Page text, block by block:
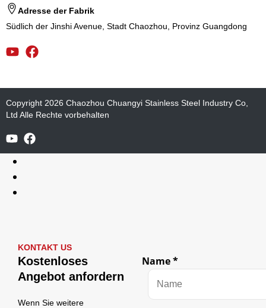
Adresse der Fabrik
Südlich der Jinshi Avenue, Stadt Chaozhou, Provinz Guangdong
Copyright 2026 Chaozhou Chuangyi Stainless Steel Industry Co,
Ltd Alle Rechte vorbehalten
KONTAKT US
Kostenloses
Angebot anfordern
Wenn Sie weitere
Name
Telefon
Name*